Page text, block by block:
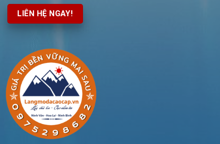
LIÊN HỆ NGAY!